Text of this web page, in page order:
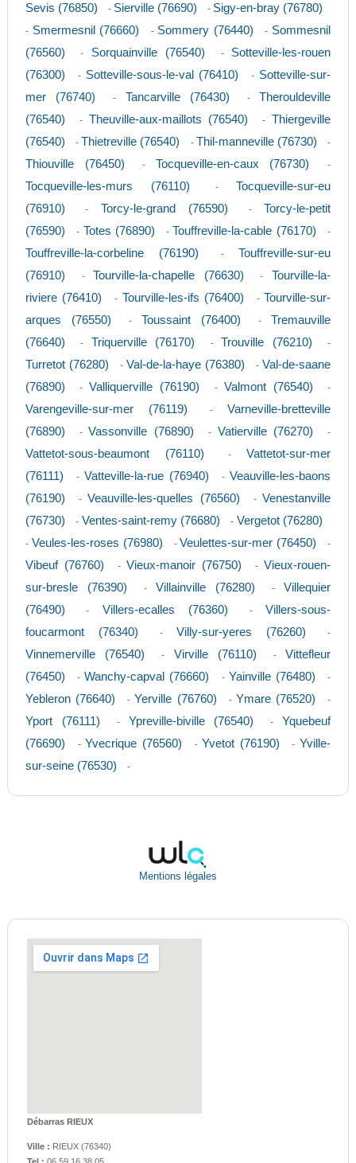
Sevis (76850) - Sierville (76690) - Sigy-en-bray (76780)
- Smermesnil (76660) - Sommery (76440) - Sommesnil
(76560)
- Sorquainville (76540) - Sotteville-les-rouen
(76300)
- Sotteville-sous-le-val (76410) - Sotteville-sur-
mer (76740)
- Tancarville (76430) - Therouldeville
(76540)
- Theuville-aux-maillots (76540) - Thiergeville
(76540)
- Thietreville (76540) - Thil-manneville (76730) -
Thiouville (76450) - Tocqueville-en-caux (76730) -
Tocqueville-les-murs (76110) - Tocqueville-sur-eu
(76910)
- Torcy-le-grand (76590) - Torcy-le-petit
(76590)
- Totes (76890) - Touffreville-la-cable (76170) -
Touffreville-la-corbeline (76190) - Touffreville-sur-eu
(76910)
- Tourville-la-chapelle (76630) - Tourville-la-
riviere (76410)
- Tourville-les-ifs (76400) - Tourville-sur-
arques (76550)
- Toussaint (76400) - Tremauville
(76640)
- Triquerville (76170) - Trouville (76210) -
Turretot (76280) - Val-de-la-haye (76380) - Val-de-saane
(76890)
- Valliquerville (76190) - Valmont (76540) -
Varengeville-sur-mer (76119) - Varneville-bretteville
(76890)
- Vassonville (76890) - Vatierville (76270) -
Vattetot-sous-beaumont (76110) - Vattetot-sur-mer
(76111)
- Vatteville-la-rue (76940) - Veauville-les-baons
(76190)
- Veauville-les-quelles (76560) - Venestanville
(76730)
- Ventes-saint-remy (76680) - Vergetot (76280)
- Veules-les-roses (76980) - Veulettes-sur-mer (76450) -
Vibeuf (76760) - Vieux-manoir (76750) - Vieux-rouen-
sur-bresle (76390)
- Villainville (76280) - Villequier
(76490)
- Villers-ecalles (76360) - Villers-sous-
foucarmont (76340)
- Villy-sur-yeres (76260) -
Vinnemerville (76540) - Virville (76110) - Vittefleur
(76450)
-Wanchy-capval (76660) - Yainville (76480) -
Yebleron (76640) - Yerville (76760) - Ymare (76520) -
Yport (76111) - Ypreville-biville (76540) - Yquebeuf
(76690)
- Yvecrique (76560) - Yvetot (76190) - Yville-
sur-seine (76530)
-
Mentions légales
Débarras RIEUX
Ville : RIEUX(76340)